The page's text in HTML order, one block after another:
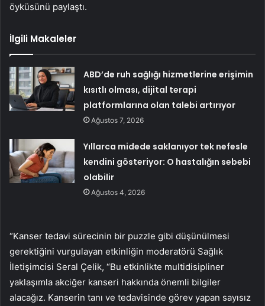
öyküsünü paylaştı.
İlgili Makaleler
ABD’de ruh sağlığı hizmetlerine erişimin
kısıtlı olması, dijital terapi
platformlarına olan talebi artırıyor
Ağustos 7, 2026
Yıllarca midede saklanıyor tek nefesle
kendini gösteriyor: O hastalığın sebebi
olabilir
Ağustos 4, 2026
“Kanser tedavi sürecinin bir puzzle gibi düşünülmesi
gerektiğini vurgulayan etkinliğin moderatörü Sağlık
İletişimcisi Seral Çelik, “Bu etkinlikte multidisipliner
yaklaşımla akciğer kanseri hakkında önemli bilgiler
alacağız. Kanserin tanı ve tedavisinde görev yapan sayısız